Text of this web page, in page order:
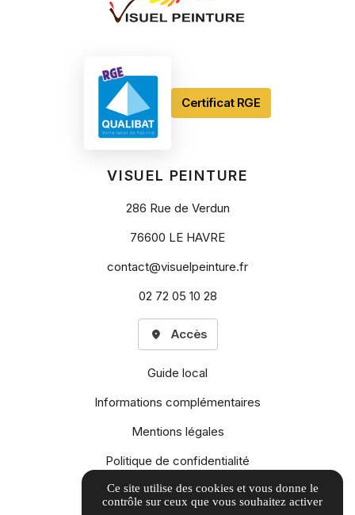
Certificat RGE
VISUEL PEINTURE
286 Rue de Verdun
76600 LE HAVRE
contact@visuelpeinture.fr
02 72 05 10 28
Accès
Guide local
Informations complémentaires
Mentions légales
Politique de confidentialité
Gestion des cookies
Ce site utilise des cookies et vous donne le
contrôle sur ceux que vous souhaitez activer